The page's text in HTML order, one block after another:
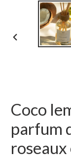
DIAPOSITIVE
Coco
parfum